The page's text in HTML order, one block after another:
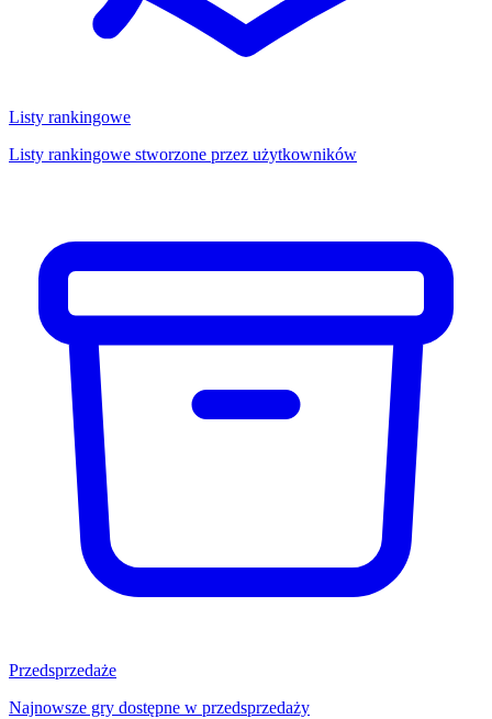
Listy rankingowe
Listy rankingowe stworzone przez użytkowników
Przedsprzedaże
Najnowsze gry dostępne w przedsprzedaży